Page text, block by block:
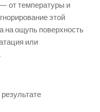
от температуры и
этой
на ощупь поверхность
или